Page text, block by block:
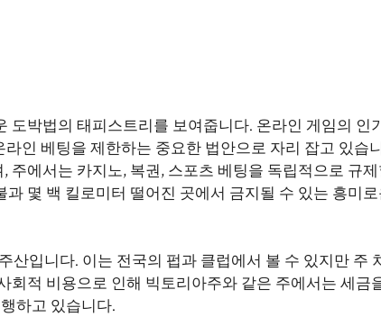
도박법의 태피스트리를 보여줍니다. 온라인 게임의 인
인 베팅을 제한하는 중요한 법안으로 자리 잡고 있습
주에서는 카지노, 복권, 스포츠 베팅을 독립적으로 규
몇 백 킬로미터 떨어진 곳에서 금지될 수 있는 흥미
산입니다. 이는 전국의 펍과 클럽에서 볼 수 있지만 주
회적 비용으로 인해 빅토리아주와 같은 주에서는 세금
하고 있습니다.